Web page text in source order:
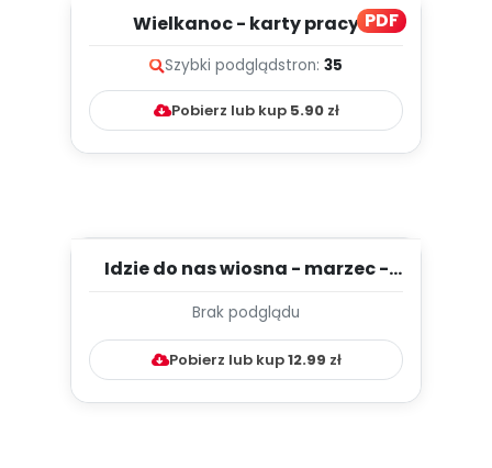
PDF
Wielkanoc - karty pracy
Szybki podglądstron: 35
Pobierz lub kup 5.90zł
Idzie do nas wiosna - marzec -
Brak podglądu
Pobierz lub kup12.99 zł